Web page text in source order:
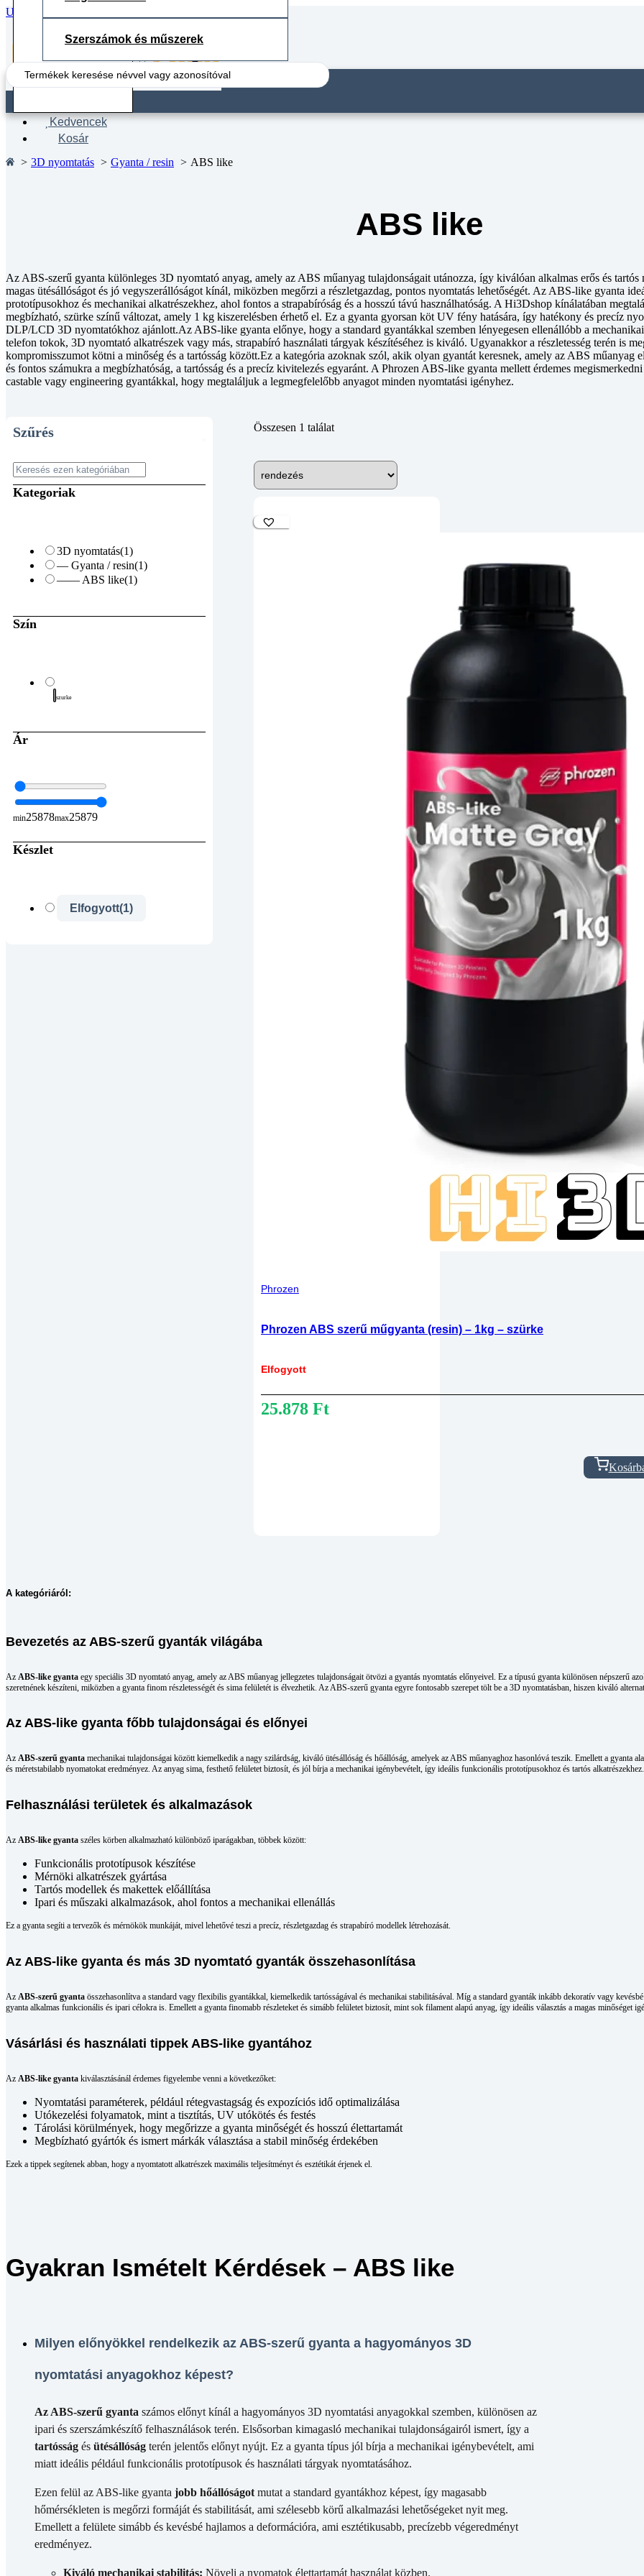
Ugrás a fő tartalomhoz
Search
...
Kedvencek
Kosár
Szerszámok és műszerek
3D nyomtatás Gyanta / resin ABS like
ABS like
Az ABS-szerű gyanta különleges 3D nyomtató anyag, amely az ABS műanyag tulajdonságait utánozza, így kiválóan alkalmas erős és tartós
magas ütésállóságot és jó vegyszerállóságot kínál, miközben megőrzi a részletgazdag, pontos nyomtatás lehetőségét. Az ABS-like gyanta
prototípusokhoz és mechanikai alkatrészekhez, ahol fontos a strapabíróság és a hosszú távú használhatóság. A Hi3Dshop kínálatában
megbízható, szürke színű változat, amely 1 kg kiszerelésben érhető el. Ez a gyanta gyorsan köt UV fény hatására, így hatékony és precíz
DLP/LCD 3D nyomtatókhoz ajánlott.Az ABS-like gyanta előnye, hogy a standard gyantákkal szemben lényegesen ellenállóbb a
telefon tokok, 3D nyomtató alkatrészek vagy más, strapabíró használati tárgyak készítéséhez is kiváló. Ugyanakkor a részletesség terén is
kompromisszumot kötni a minőség és a tartósság között.Ez a kategória azoknak szól, akik olyan gyantát keresnek, amely az ABS műanyag
és fontos számukra a megbízhatóság, a tartósság és a precíz kivitelezés egyaránt. A Phrozen ABS-like gyanta mellett érdemes
castable vagy engineering gyantákkal, hogy megtaláljuk a legmegfelelőbb anyagot minden nyomtatási igényhez.
Szűrés
Kategoriak
3D nyomtatás(1)
— Gyanta / resin(1)
—— ABS like(1)
Szín
szurke
Ár
min25878max25879
Készlet
Elfogyott(1)
Összesen 1 találat
Phrozen
Phrozen ABS szerű műgyanta (resin) – 1kg – szürke
Elfogyott
25.878 Ft
A kategóriáról:
Bevezetés az ABS-szerű gyanták világába
Az ABS-like gyanta egy speciális 3D nyomtató anyag, amely az ABS műanyag jellegzetes tulajdonságait ötvözi a gyantás nyomtatás előnyeivel. Ez a típusú gyanta különösen népszerű
szeretnének készíteni, miközben a gyanta finom részletességét és sima felületét is élvezhetik. Az ABS-szerű gyanta egyre fontosabb szerepet tölt be a 3D nyomtatásban, hiszen kiváló
Az ABS-like gyanta főbb tulajdonságai és előnyei
Az ABS-szerű gyanta mechanikai tulajdonságai között kiemelkedik a nagy szilárdság, kiváló ütésállóság és hőállóság, amelyek az ABS műanyaghoz hasonlóvá teszik. Emellett a gyanta
és méretstabilabb nyomatokat eredményez. Az anyag sima, festhető felületet biztosít, és jól bírja a mechanikai igénybevételt, így ideális funkcionális prototípusokhoz és tartós alkatrészekhez.
Felhasználási területek és alkalmazások
Az ABS-like gyanta széles körben alkalmazható különböző iparágakban, többek között:
Funkcionális prototípusok készítése
Mérnöki alkatrészek gyártása
Tartós modellek és makettek előállítása
Ipari és műszaki alkalmazások, ahol fontos a mechanikai ellenállás
Ez a gyanta segíti a tervezők és mérnökök munkáját, mivel lehetővé teszi a precíz, részletgazdag és strapabíró modellek létrehozását.
Az ABS-like gyanta és más 3D nyomtató gyanták összehasonlítása
Az ABS-szerű gyanta összehasonlítva a standard vagy flexibilis gyantákkal, kiemelkedik tartósságával és mechanikai stabilitásával. Míg a standard gyanták inkább dekoratív vagy
gyanta alkalmas funkcionális és ipari célokra is. Emellett a gyanta finomabb részleteket és simább felületet biztosít, mint sok filament alapú anyag, így ideális választás a magas minőséget
Vásárlási és használati tippek ABS-like gyantához
Az ABS-like gyanta kiválasztásánál érdemes figyelembe venni a következőket:
Nyomtatási paraméterek, például rétegvastagság és expozíciós idő optimalizálása
Utókezelési folyamatok, mint a tisztítás, UV utókötés és festés
Tárolási körülmények, hogy megőrizze a gyanta minőségét és hosszú élettartamát
Megbízható gyártók és ismert márkák választása a stabil minőség érdekében
Ezek a tippek segítenek abban, hogy a nyomtatott alkatrészek maximális teljesítményt és esztétikát érjenek el.
Gyakran Ismételt Kérdések – ABS like
Milyen előnyökkel rendelkezik az ABS-szerű gyanta a hagyományos 3D
nyomtatási anyagokhoz képest?
Az ABS-szerű gyanta számos előnyt kínál a hagyományos 3D nyomtatási anyagokkal szemben, különösen az
ipari és szerszámkészítő felhasználások terén. Elsősorban kimagasló mechanikai tulajdonságairól ismert, így a
tartósság és ütésállóság terén jelentős előnyt nyújt. Ez a gyanta típus jól bírja a mechanikai igénybevételt, ami
miatt ideális például funkcionális prototípusok és használati tárgyak nyomtatásához.
Ezen felül az ABS-like gyanta jobb hőállóságot mutat a standard gyantákhoz képest, így magasabb
hőmérsékleten is megőrzi formáját és stabilitását, ami szélesebb körű alkalmazási lehetőségeket nyit meg.
Emellett a felülete simább és kevésbé hajlamos a deformációra, ami esztétikusabb, precízebb végeredményt
eredményez.
Kiváló mechanikai stabilitás: Növeli a nyomatok élettartamát használat közben.